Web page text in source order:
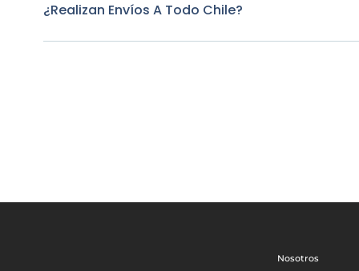
¿Realizan Envíos A Todo Chile?
Nosotros